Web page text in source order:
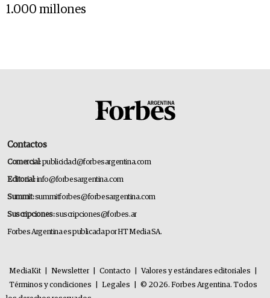
1.000 millones
Contactos
Comercial:publicidad@forbesargentina.com
Editorial:info@forbesargentina.com
Summit:summitforbes@forbesargentina.com
Suscripciones:suscripciones@forbes.ar
Forbes Argentina es publicada por HT Media SA.
MediaKit Newsletter Contacto Valores y estándares editoriales
Términos y condiciones
Legales
© 2026. Forbes Argentina. Todos